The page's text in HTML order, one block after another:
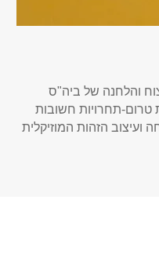
והלחנה של ביה"ס
טרום-תחרויות חשובות
ועיצוב הזהות המוזיקלית